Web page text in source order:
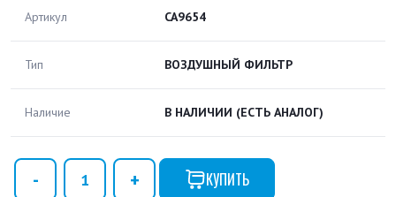
Артикул CA9654
Тип ВОЗДУШНЫЙ ФИЛЬТР
Наличие В НАЛИЧИИ (ЕСТЬ АНАЛОГ)
КУПИТЬ